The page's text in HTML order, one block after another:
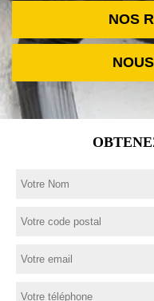
NOS